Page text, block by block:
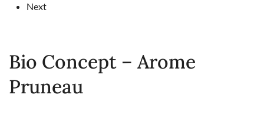
Next
Bio Concept – Arome
Pruneau